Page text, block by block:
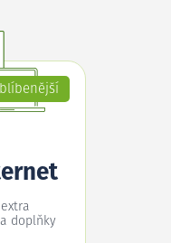
doplňky